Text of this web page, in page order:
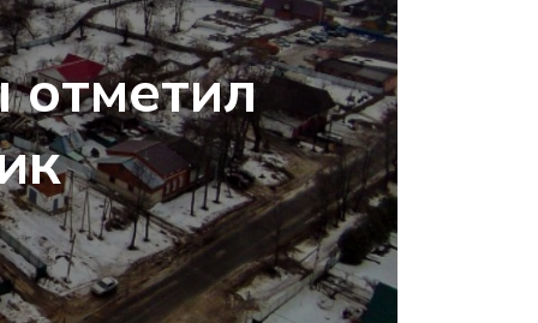
отметил